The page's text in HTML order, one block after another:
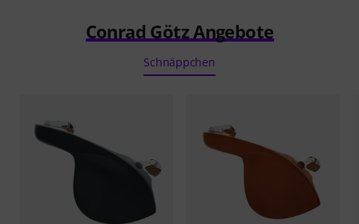
Conrad Götz Angebote
Schnäppchen